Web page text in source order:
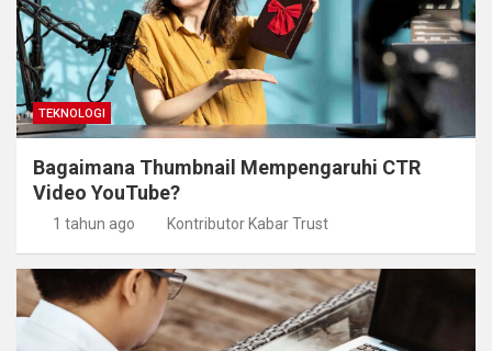
TEKNOLOGI
Bagaimana Thumbnail Mempengaruhi CTR
Video YouTube?
1 tahun ago Kontributor Kabar Trust